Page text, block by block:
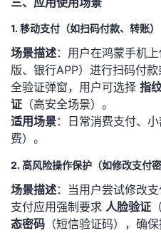
1. 移动支付（如扫码付款、转账）
​场景描述​：用户在鸿蒙手机
版、银行APP）进行扫码付
全验证弹窗，用户可选择 ​ 指
证​ ​（高安全场景）。
​适用场景​：日常消费支付、
费）。
2. 高风险操作保护（如修改支付
​场景描述​：当用户尝试修改
支付应用强制要求 ​ ​人脸验证​
态密码​ （短信验证码），确